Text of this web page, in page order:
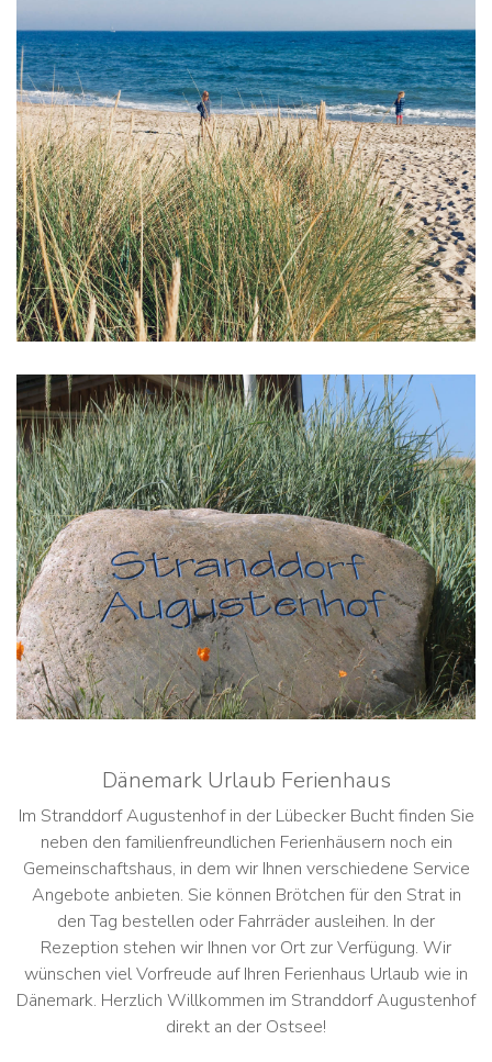
Dänemark Urlaub Ferienhaus
Im Stranddorf Augustenhof in der Lübecker Bucht finden Sie
neben den familienfreundlichen Ferienhäusern noch ein
Gemeinschaftshaus, in dem wir Ihnen verschiedene Service
Angebote anbieten. Sie können Brötchen für den Strat in
den Tag bestellen oder Fahrräder ausleihen. In der
Rezeption stehen wir Ihnen vor Ort zur Verfügung. Wir
wünschen viel Vorfreude auf Ihren Ferienhaus Urlaub wie in
Dänemark. Herzlich Willkommen im Stranddorf Augustenhof
direkt an der Ostsee!